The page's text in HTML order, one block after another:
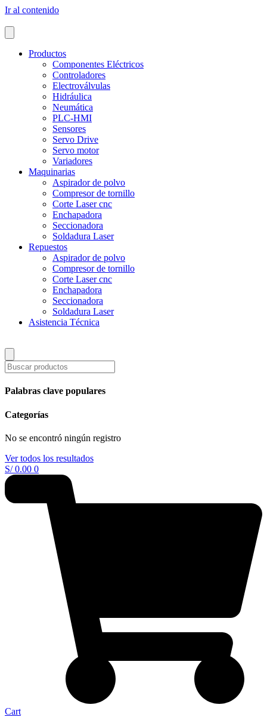
Ir al contenido
Productos
Componentes Eléctricos
Controladores
Electroválvulas
Hidráulica
Neumática
PLC-HMI
Sensores
Servo Drive
Servo motor
Variadores
Maquinarias
Aspirador de polvo
Compresor de tornillo
Corte Laser cnc
Enchapadora
Seccionadora
Soldadura Laser
Repuestos
Aspirador de polvo
Compresor de tornillo
Corte Laser cnc
Enchapadora
Seccionadora
Soldadura Laser
Asistencia Técnica
Palabras clave populares
Categorías
No se encontró ningún registro
Ver todos los resultados
S/0.00 0
Cart